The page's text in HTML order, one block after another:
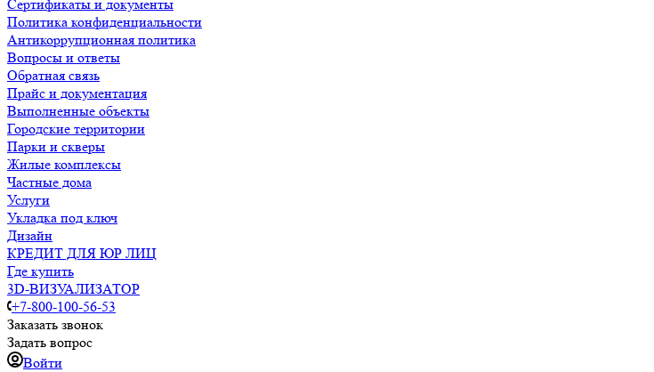
Сертификаты и документы
Политика конфиденциальности
Антикоррупционная политика
Вопросы и ответы
Обратная связь
Прайс и документация
Выполненные объекты
Городские территории
Парки и скверы
Жилые комплексы
Частные дома
Услуги
Укладка под ключ
Дизайн
КРЕДИТ ДЛЯ ЮР ЛИЦ
Где купить
3D-ВИЗУАЛИЗАТОР
+7-800-100-56-53
Заказать звонок
Задать вопрос
Войти